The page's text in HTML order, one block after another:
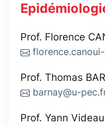
Prof. Florence
Prof. Thomas
barnay@u-
Prof. Yann Videau